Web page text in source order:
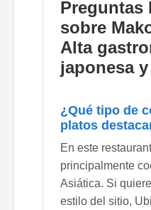
Preguntas
sobre
Alta
japonesa
¿Qué tipo de
platos
En este
principalmente
Asiática. Si
estilo del sitio,